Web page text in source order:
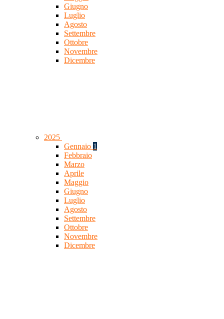
Giugno
Luglio
Agosto
Settembre
Ottobre
Novembre
Dicembre
2025
Gennaio 1
Febbraio
Marzo
Aprile
Maggio
Giugno
Luglio
Agosto
Settembre
Ottobre
Novembre
Dicembre